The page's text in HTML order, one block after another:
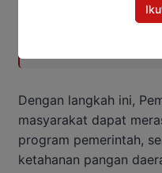
Dengan langkah ini,
masyarakat dapat
program pemerintah,
ketahanan pangan